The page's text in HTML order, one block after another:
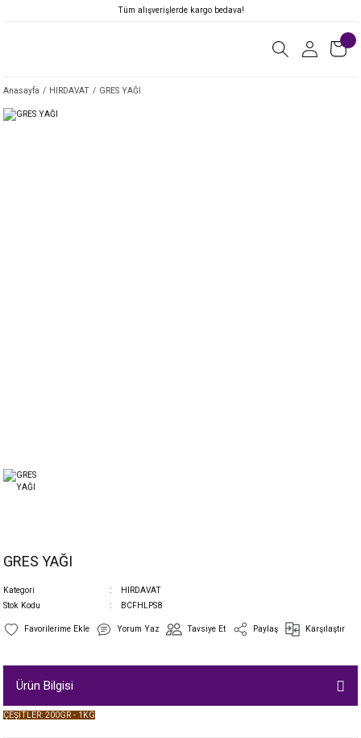
Tüm alışverişlerde kargo bedava!
Anasayfa HIRDAVAT GRES YAĞI
GRES YAĞI
Kategori
HIRDAVAT
Stok Kodu
BCFHLPS8
Yorum Yaz Tavsiye Et Paylaş Karşılaştır
Ürün Bilgisi
ÇEŞİTLER: 200GR - 1KG